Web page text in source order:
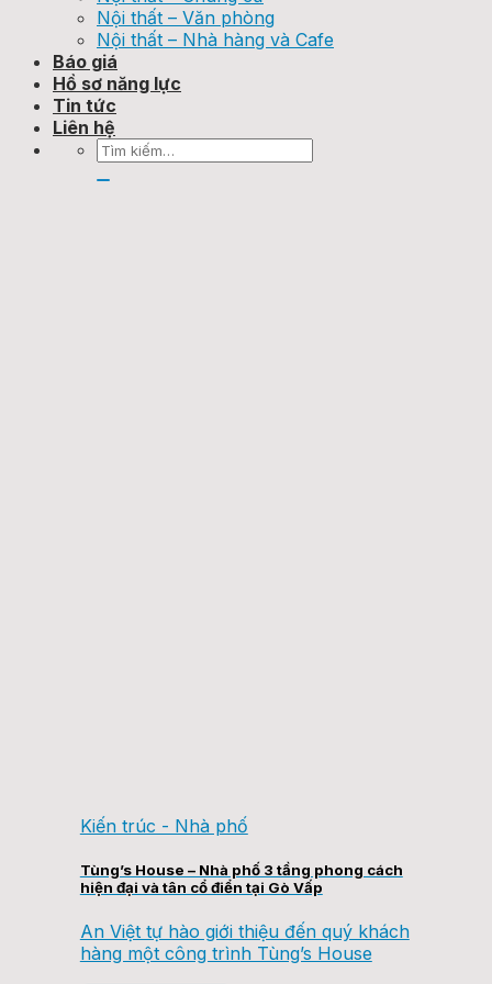
Nội thất – Văn phòng
Nội thất – Nhà hàng và Cafe
Báo giá
Hồ sơ năng lực
Tin tức
Liên hệ
Kiến trúc - Nhà phố
Tùng’s House – Nhà phố 3 tầng phong cách
hiện đại và tân cổ điển tại Gò Vấp
An Việt tự hào giới thiệu đến quý khách
hàng một công trình Tùng’s House